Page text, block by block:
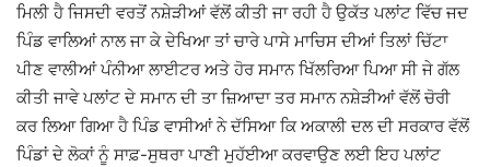
ਮਿਲੀ ਹੈ ਜਿਸਦੀ ਵਰਤੋਂ ਨਸ਼ੇੜੀਆਂ ਵੱਲੋਂ ਕੀਤੀ ਜਾ ਰਹੀ ਹੈ ਉਕੱਤ ਪਲਾਂਟ ਵਿੱਚ ਜਦ
ਪਿੰਡ ਵਾਲਿਆਂ ਨਾਲ ਜਾ ਕੇ ਦੇਖਿਆ ਤਾਂ ਚਾਰੇ ਪਾਸੇ ਮਾਚਿਸ ਦੀਆਂ ਤਿਲਾਂ ਚਿੱਟਾ
ਪੀਣ ਵਾਲੀਆਂ ਪੰਨੀਆ ਲਾਈਟਰ ਅਤੇ ਹੋਰ ਸਮਾਨ ਖਿੱਲਰਿਆ ਪਿਆ ਸੀ ਜੇ ਗੱਲ
ਕੀਤੀ ਜਾਵੇ ਪਲਾਂਟ ਦੇ ਸਮਾਨ ਦੀ ਤਾ ਜ਼ਿਆਦਾ ਤਰ ਸਮਾਨ ਨਸ਼ੇੜੀਆਂ ਵੱਲੋਂ ਚੋਰੀ
ਕਰ ਲਿਆ ਗਿਆ ਹੈ ਪਿੰਡ ਵਾਸੀਆਂ ਨੇ ਦੱਸਿਆ ਕਿ ਅਕਾਲੀ ਦਲ ਦੀ ਸਰਕਾਰ ਵੱਲੋਂ
ਪਿੰਡਾਂ ਦੇ ਲੋਕਾਂ ਨੂੰ ਸਾਫ਼-ਸੁਥਰਾ ਪਾਣੀ ਮੁਹੱਈਆ ਕਰਵਾਉਣ ਲਈ ਇਹ ਪਲਾਂਟ